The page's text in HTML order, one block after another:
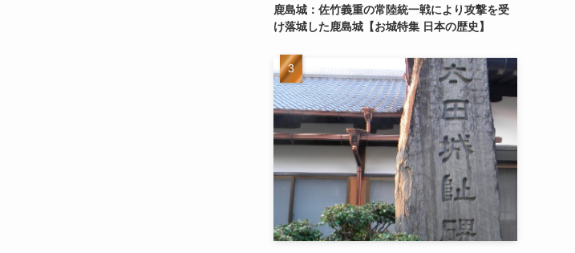
鹿島城：佐竹義重の常陸統一戦により攻撃を受
け落城した鹿島城【お城特集 日本の歴史】